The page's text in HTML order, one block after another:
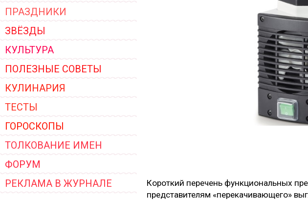
ПРАЗДНИКИ
ЗВЁЗДЫ
КУЛЬТУРА
ПОЛЕЗНЫЕ СОВЕТЫ
КУЛИНАРИЯ
ТЕСТЫ
ГОРОСКОПЫ
ТОЛКОВАНИЕ ИМЕН
ФОРУМ
РЕКЛАМА В ЖУРНАЛЕ
Короткий перечень функциональных
представителям «перекачивающего»